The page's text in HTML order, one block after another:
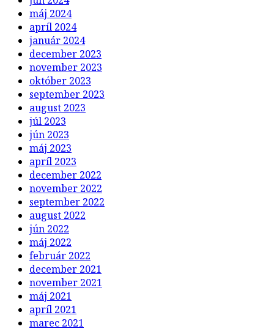
máj 2024
apríl 2024
január 2024
december 2023
november 2023
október 2023
september 2023
august 2023
júl 2023
jún 2023
máj 2023
apríl 2023
december 2022
november 2022
september 2022
august 2022
jún 2022
máj 2022
február 2022
december 2021
november 2021
máj 2021
apríl 2021
marec 2021